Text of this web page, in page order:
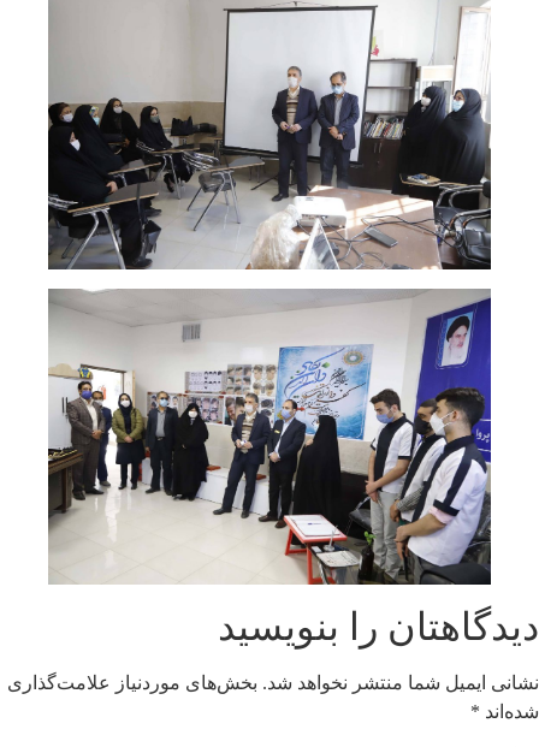
دیدگاهتان را بنویسید
نشانی ایمیل شما منتشر نخواهد شد. بخش‌های موردنیاز علامت‌گذاری
شده‌اند *